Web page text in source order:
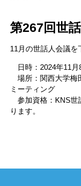
第267回世
11月の世話人会議を
日時：2024年11月
場所：関西大学
ミーティング
参加資格：KNS世
ります。